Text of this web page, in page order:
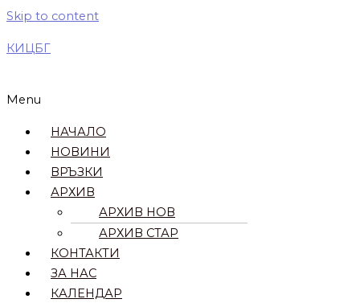
Skip to content
КИЦБГ
Menu
НАЧАЛО
НОВИНИ
ВРЪЗКИ​
АРХИВ
АРХИВ НОВ
АРХИВ СТАР
КОНТАКТИ
ЗА НАС
КАЛЕНДАР